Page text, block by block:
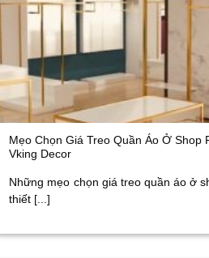
Mẹo Chọn Giá Treo Quần Áo Ở Shop
Vking Decor
Những mẹo chọn giá treo quần áo ở
thiết [...]